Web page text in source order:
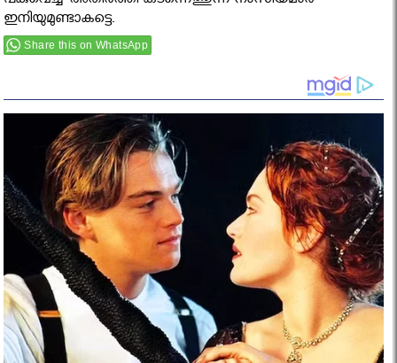
ഇനിയുമുണ്ടാകട്ടെ.
Share this on WhatsApp